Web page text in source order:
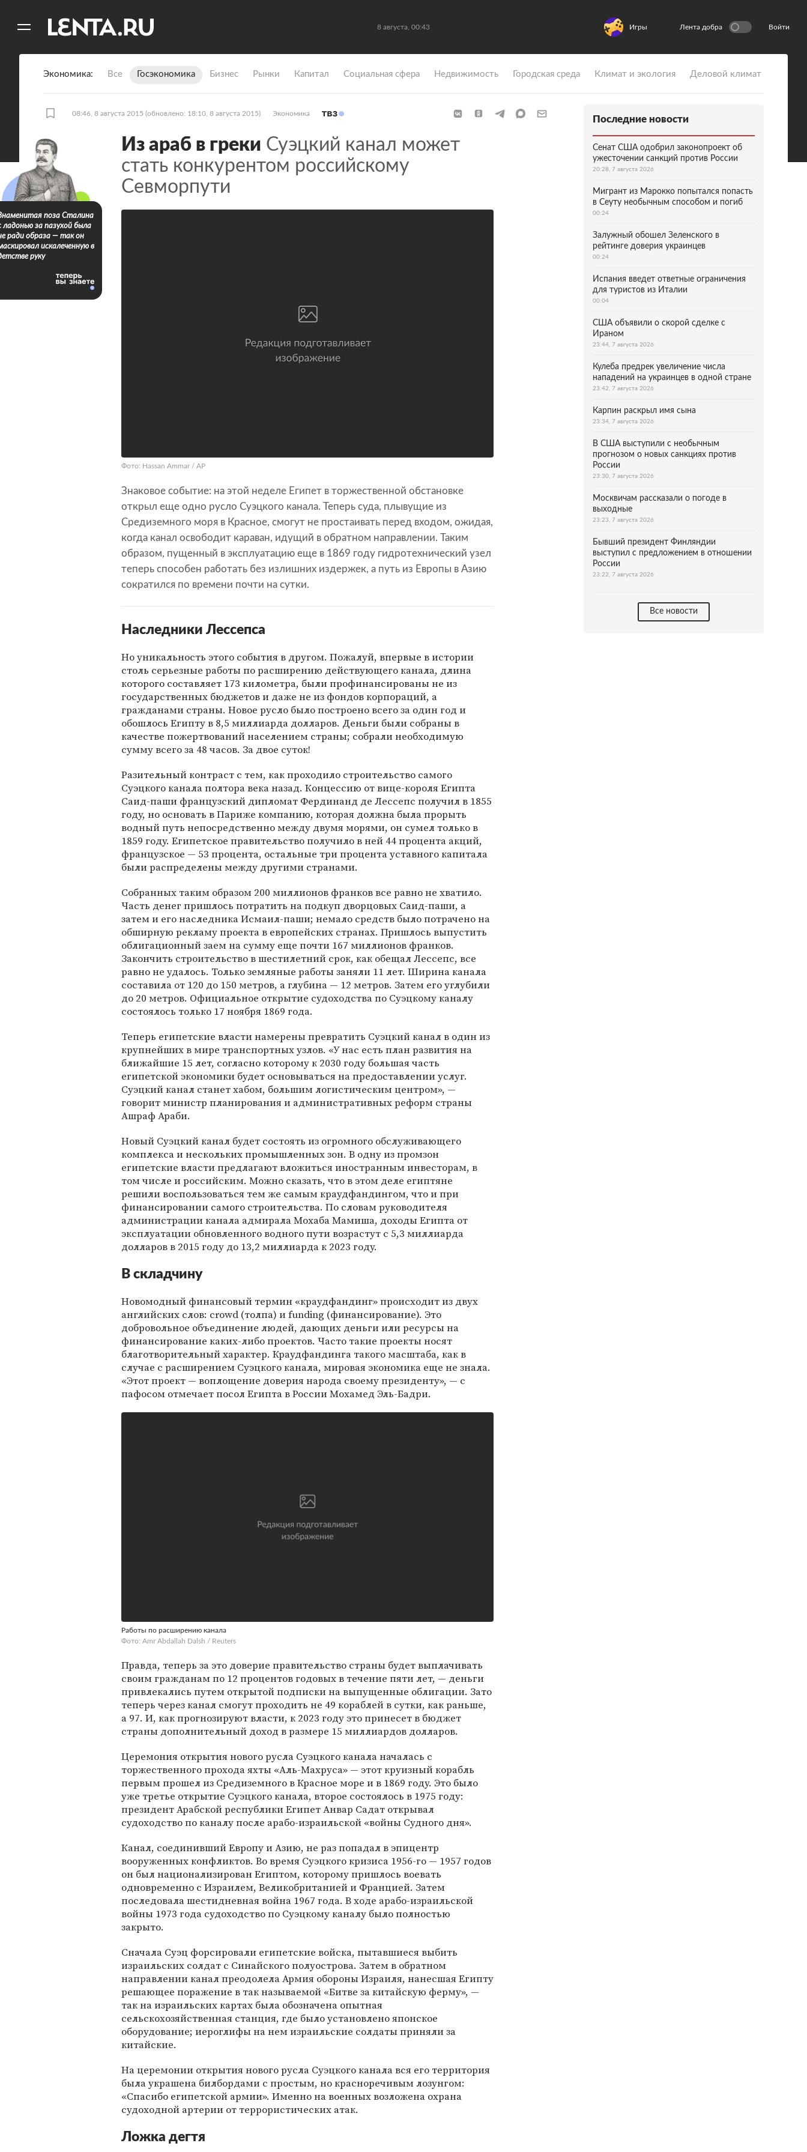
8 августа, 00:43 Игры Лента добра Войти
Экономика Все Госэкономика Бизнес Рынки Капитал Социальная сфера Недвижимость Городская среда Климат и экология Деловой климат
08:46, 8 августа 2015 (обновлено: 18:10, 8 августа 2015) Экономика
Из араб в греки Суэцкий канал может
стать конкурентом российскому
Севморпути
Фото: Hassan Ammar / AP
Знаковое событие: на этой неделе Египет в торжественной обстановке
открыл еще одно русло Суэцкого канала. Теперь суда, плывущие из
Средиземного моря в Красное, смогут не простаивать перед входом, ожидая,
когда канал освободит караван, идущий в обратном направлении. Таким
образом, пущенный в эксплуатацию еще в 1869 году гидротехнический узел
теперь способен работать без излишних издержек, а путь из Европы в Азию
сократился по времени почти на сутки.
Наследники Лессепса
Но уникальность этого события в другом. Пожалуй, впервые в истории
столь серьезные работы по расширению действующего канала, длина
которого составляет 173 километра, были профинансированы не из
государственных бюджетов и даже не из фондов корпораций, а
гражданами страны. Новое русло было построено всего за один год и
обошлось Египту в 8,5 миллиарда долларов. Деньги были собраны в
качестве пожертвований населением страны; собрали необходимую
сумму всего за 48 часов. За двое суток!
Разительный контраст с тем, как проходило строительство самого
Суэцкого канала полтора века назад. Концессию от вице-короля Египта
Саид-паши французский дипломат Фердинанд де Лессепс получил в 1855
году, но основать в Париже компанию, которая должна была прорыть
водный путь непосредственно между двумя морями, он сумел только в
1859 году. Египетское правительство получило в ней 44 процента акций,
французское — 53 процента, остальные три процента уставного капитала
были распределены между другими странами.
Собранных таким образом 200 миллионов франков все равно не хватило.
Часть денег пришлось потратить на подкуп дворцовых Саид-паши, а
затем и его наследника Исмаил-паши; немало средств было потрачено на
обширную рекламу проекта в европейских странах. Пришлось выпустить
облигационный заем на сумму еще почти 167 миллионов франков.
Закончить строительство в шестилетний срок, как обещал Лессепс, все
равно не удалось. Только земляные работы заняли 11 лет. Ширина канала
составила от 120 до 150 метров, а глубина — 12 метров. Затем его углубили
до 20 метров. Официальное открытие судоходства по Суэцкому каналу
состоялось только 17 ноября 1869 года.
Теперь египетские власти намерены превратить Суэцкий канал в один из
крупнейших в мире транспортных узлов. «У нас есть план развития на
ближайшие 15 лет, согласно которому к 2030 году большая часть
египетской экономики будет основываться на предоставлении услуг.
Суэцкий канал станет хабом, большим логистическим центром», —
говорит министр планирования и административных реформ страны
Ашраф Араби.
Новый Суэцкий канал будет состоять из огромного обслуживающего
комплекса и нескольких промышленных зон. В одну из промзон
египетские власти предлагают вложиться иностранным инвесторам, в
том числе и российским. Можно сказать, что в этом деле египтяне
решили воспользоваться тем же самым краудфандингом, что и при
финансировании самого строительства. По словам руководителя
администрации канала адмирала Мохаба Мамиша, доходы Египта от
эксплуатации обновленного водного пути возрастут с 5,3 миллиарда
долларов в 2015 году до 13,2 миллиарда к 2023 году.
В складчину
Новомодный финансовый термин «краудфандинг» происходит из двух
английских слов: сrowd (толпа) и funding (финансирование). Это
добровольное объединение людей, дающих деньги или ресурсы на
финансирование каких-либо проектов. Часто такие проекты носят
благотворительный характер. Краудфандинга такого масштаба, как в
случае с расширением Суэцкого канала, мировая экономика еще не знала.
«Этот проект — воплощение доверия народа своему президенту», — с
пафосом отмечает посол Египта в России Мохамед Эль-Бадри.
Работы по расширению канала
Фото: Amr Abdallah Dalsh / Reuters
Правда, теперь за это доверие правительство страны будет выплачивать
своим гражданам по 12 процентов годовых в течение пяти лет, — деньги
привлекались путем открытой подписки на выпущенные облигации. Зато
теперь через канал смогут проходить не 49 кораблей в сутки, как раньше,
а 97. И, как прогнозируют власти, к 2023 году это принесет в бюджет
страны дополнительный доход в размере 15 миллиардов долларов.
Церемония открытия нового русла Суэцкого канала началась с
торжественного прохода яхты «Аль-Махруса» — этот круизный корабль
первым прошел из Средиземного в Красное море и в 1869 году. Это было
уже третье открытие Суэцкого канала, второе состоялось в 1975 году:
президент Арабской республики Египет Анвар Садат открывал
судоходство по каналу после арабо-израильской «войны Судного дня».
Канал, соединивший Европу и Азию, не раз попадал в эпицентр
вооруженных конфликтов. Во время Суэцкого кризиса 1956-го — 1957 годов
он был национализирован Египтом, которому пришлось воевать
одновременно с Израилем, Великобританией и Францией. Затем
последовала шестидневная война 1967 года. В ходе арабо-израильской
войны 1973 года судоходство по Суэцкому каналу было полностью
закрыто.
Сначала Суэц форсировали египетские войска, пытавшиеся выбить
израильских солдат с Синайского полуострова. Затем в обратном
направлении канал преодолела Армия обороны Израиля, нанесшая Египту
решающее поражение в так называемой «Битве за китайскую ферму», —
так на израильских картах была обозначена опытная
сельскохозяйственная станция, где было установлено японское
оборудование; иероглифы на нем израильские солдаты приняли за
китайские.
На церемонии открытия нового русла Суэцкого канала вся его территория
была украшена билбордами с простым, но красноречивым лозунгом:
«Спасибо египетской армии». Именно на военных возложена охрана
судоходной артерии от террористических атак.
Ложка дегтя
поза Сталина
ладонью за пазухой была
ради образа — так он
искалеченную в
руку
Последние новости
Сенат США одобрил законопроект об
ужесточении санкций против России
20:28, 7 августа 2026
Мигрант из Марокко попытался попасть
в Сеуту необычным способом и погиб
00:24
Залужный обошел Зеленского в
рейтинге доверия украинцев
00:24
Испания введет ответные ограничения
для туристов из Италии
00:04
США объявили о скорой сделке с
Ираном
23:44, 7 августа 2026
Кулеба предрек увеличение числа
нападений на украинцев в одной стране
23:42, 7 августа 2026
Карпин раскрыл имя сына
23:34, 7 августа 2026
В США выступили с необычным
прогнозом о новых санкциях против
России
23:30, 7 августа 2026
Москвичам рассказали о погоде в
выходные
23:23, 7 августа 2026
Бывший президент Финляндии
выступил с предложением в отношении
России
23:22, 7 августа 2026
Все новости